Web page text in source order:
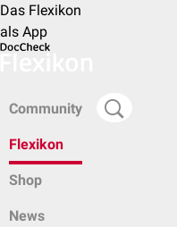
Das Flexikon
als App
Community
Flexikon
Shop
News